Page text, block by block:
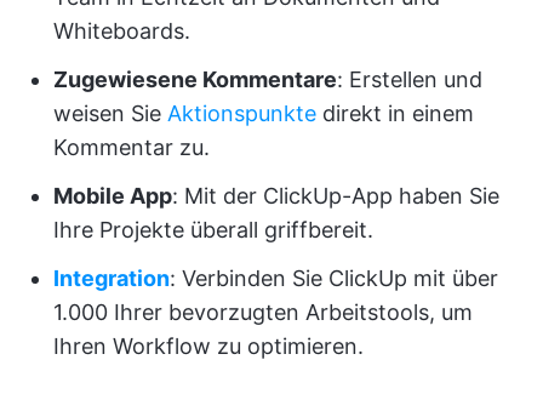
Whiteboards.
Zugewiesene Kommentare: Erstellen und
weisen Sie Aktionspunkte direkt in einem
Kommentar zu.
Mobile App: Mit der ClickUp-App haben Sie
Ihre Projekte überall griffbereit.
Integration: Verbinden Sie ClickUp mit über
1.000 Ihrer bevorzugten Arbeitstools, um
Ihren Workflow zu optimieren.